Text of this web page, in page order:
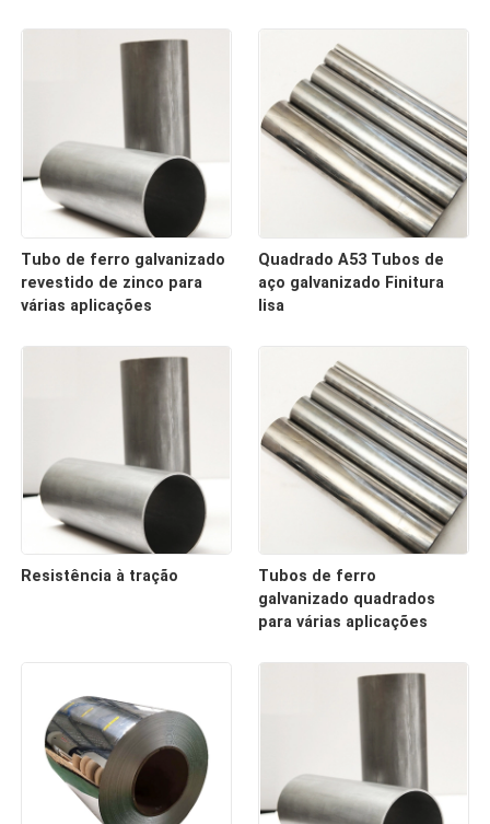
Tubo de ferro galvanizado
revestido de zinco para
várias aplicações
Quadrado A53 Tubos de
aço galvanizado Finitura
lisa
Resistência à tração
Tubos de ferro
galvanizado quadrados
para várias aplicações